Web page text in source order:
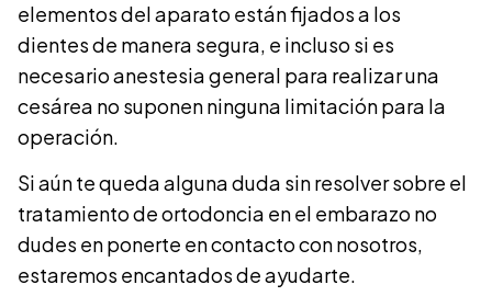
elementos del aparato están fijados a los
dientes de manera segura, e incluso si es
necesario anestesia general para realizar una
cesárea no suponen ninguna limitación para la
operación.
Si aún te queda alguna duda sin resolver sobre el
tratamiento de ortodoncia en el embarazo no
dudes en ponerte en contacto con nosotros,
estaremos encantados de ayudarte.